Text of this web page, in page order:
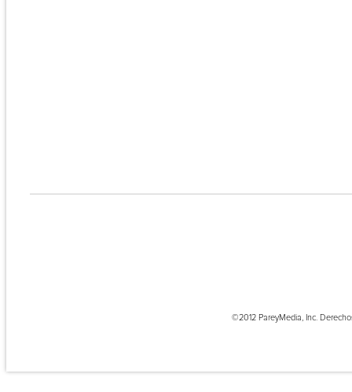
©2012 PareyMedia, Inc.